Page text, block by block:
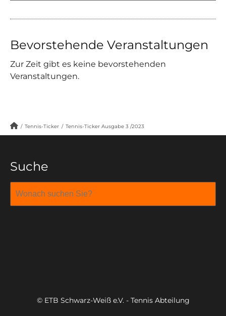
Bevorstehende Veranstaltungen
Zur Zeit gibt es keine bevorstehenden
Veranstaltungen.
/ Tennis-Ticker / Tennis-Ticker Ausgabe 3 /2023
Suche
© ETB Schwarz-Weiß e.V. - Tennis Abteilung